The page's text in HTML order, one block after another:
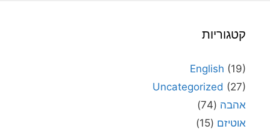
קטגוריות
English (19)
Uncategorized (27)
אהבה (74)
אוטיזם (15)